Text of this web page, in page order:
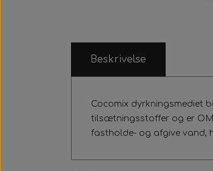
Beskrivelse
Cocomix dyrkningsmediet
tilsætningsstoffer og er
fastholde- og afgive vand,